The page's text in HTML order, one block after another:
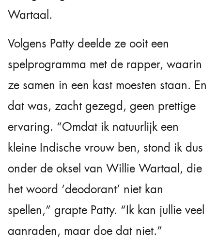
Wartaal.
Volgens Patty deelde ze ooit een
spelprogramma met de rapper, waarin
ze samen in een kast moesten staan. En
dat was, zacht gezegd, geen prettige
ervaring. “Omdat ik natuurlijk een
kleine Indische vrouw ben, stond ik dus
onder de oksel van Willie Wartaal, die
het woord ‘deodorant’ niet kan
spellen,” grapte Patty. “Ik kan jullie veel
aanraden, maar doe dat niet.”